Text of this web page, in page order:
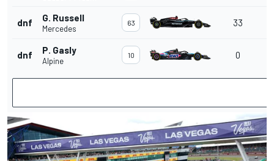
dnf G. Russell
Mercedes
63 33
dnf P. Gasly
Alpine
10 0